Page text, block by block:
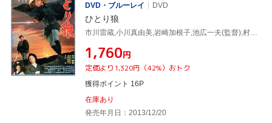
DVD・ブルーレイ
DVD
ひとり狼
市川雷蔵,小川真由美,岩崎加根子,池広一夫(監督),村上元三(原作)
¥1,760円
定価より1,320円（42%）おトク
獲得ポイント 16P
在庫あり
発売年月日：2013/12/20